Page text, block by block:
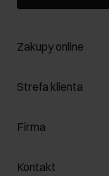
Zakupy online
Zarządzaj cookies
Formy płatności
Jak dokonać zwrotu?
Strefa klienta
Klub Klienta
Zwróć produkty
Firma
O nas
Kontakt